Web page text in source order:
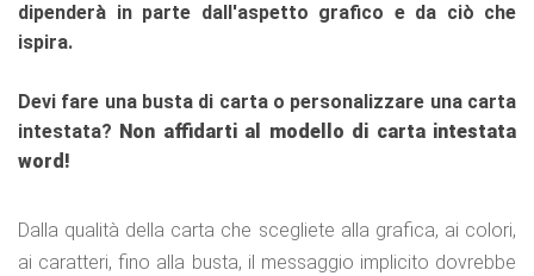
dipenderà in parte dall'aspetto grafico e da ciò che
ispira.
Devi fare una busta di carta o personalizzare una carta
intestata? Non affidarti al modello di carta intestata
word!
Dalla qualità della carta che scegliete alla grafica, ai colori,
ai caratteri, fino alla busta, il messaggio implicito dovrebbe